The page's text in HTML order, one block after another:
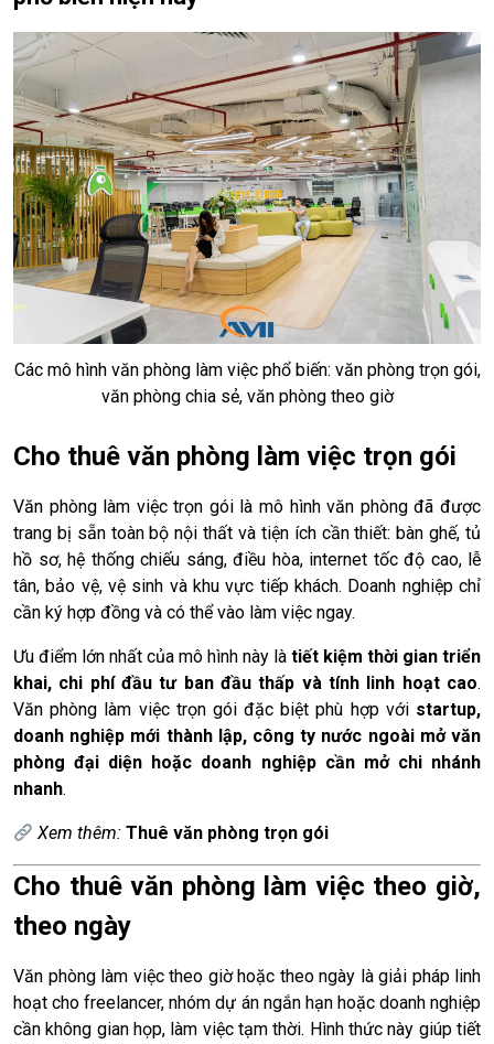
Các mô hình văn phòng làm việc phổ biến: văn phòng trọn gói,
văn phòng chia sẻ, văn phòng theo giờ
Cho thuê văn phòng làm việc trọn gói
Văn phòng làm việc trọn gói là mô hình văn phòng đã được
trang bị sẵn toàn bộ nội thất và tiện ích cần thiết: bàn ghế, tủ
hồ sơ, hệ thống chiếu sáng, điều hòa, internet tốc độ cao, lễ
tân, bảo vệ, vệ sinh và khu vực tiếp khách. Doanh nghiệp chỉ
cần ký hợp đồng và có thể vào làm việc ngay.
Ưu điểm lớn nhất của mô hình này là tiết kiệm thời gian triển
khai, chi phí đầu tư ban đầu thấp và tính linh hoạt cao.
Văn phòng làm việc trọn gói đặc biệt phù hợp với startup,
doanh nghiệp mới thành lập, công ty nước ngoài mở văn
phòng đại diện hoặc doanh nghiệp cần mở chi nhánh
nhanh.
Xem thêm: Thuê văn phòng trọn gói
Cho thuê văn phòng làm việc theo giờ,
theo ngày
Văn phòng làm việc theo giờ hoặc theo ngày là giải pháp linh
hoạt cho freelancer, nhóm dự án ngắn hạn hoặc doanh nghiệp
cần không gian họp, làm việc tạm thời. Hình thức này giúp tiết